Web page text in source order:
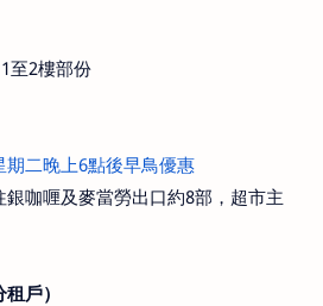
至2樓部份
期二晚上6點後早鳥優惠
銀咖喱及麥當勞出口約8部，超市主
戶）